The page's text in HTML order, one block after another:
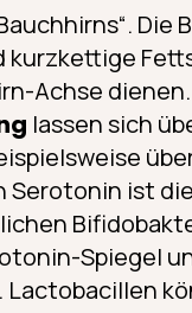
Die
kurzkettige
Achse dienen.
lassen sich
Serotonin ist die
Spiegel
Lactobacillen